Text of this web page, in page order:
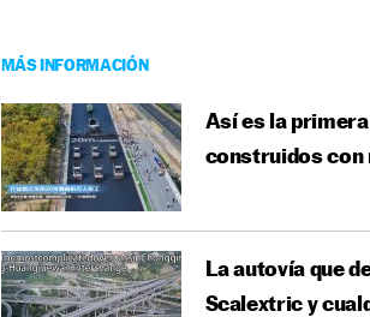
MÁS INFORMACIÓN
Así es la
construidos con
La autovía que
Scalextric y